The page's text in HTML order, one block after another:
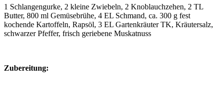
1 Schlangengurke, 2 kleine Zwiebeln, 2 Knoblauchzehen, 2 TL
Butter, 800 ml Gemüsebrühe, 4 EL Schmand, ca. 300 g fest
kochende Kartoffeln, Rapsöl, 3 EL Gartenkräuter TK, Kräutersalz,
schwarzer Pfeffer, frisch geriebene Muskatnuss
Zubereitung: